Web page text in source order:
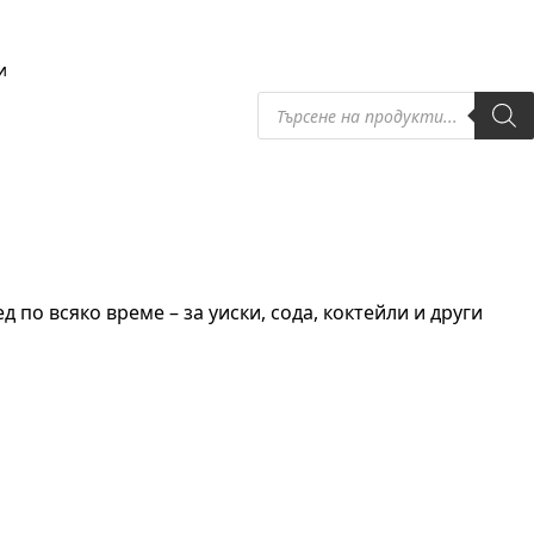
Products
search
всяко време – за уиски, сода, коктейли и други